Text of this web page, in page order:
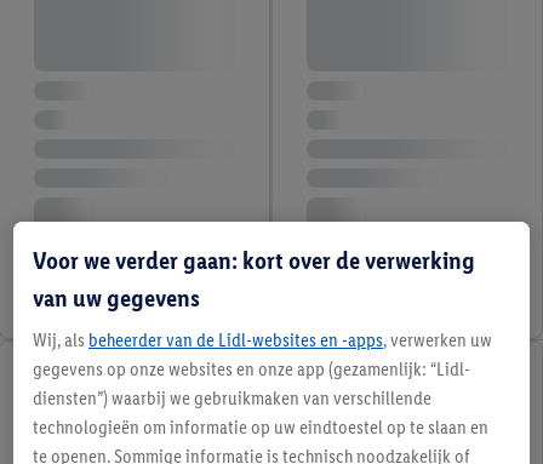
Voor we verder gaan: kort over de verwerking
van uw gegevens
Wij, als beheerder van de Lidl-websites en -apps, verwerken uw
gegevens op onze websites en onze app (gezamenlijk: “Lidl-
diensten”) waarbij we gebruikmaken van verschillende
technologieën om informatie op uw eindtoestel op te slaan en
te openen. Sommige informatie is technisch noodzakelijk of